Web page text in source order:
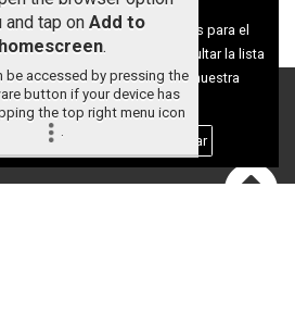
reservados
and tap on Add to
homescreen.
be accessed by pressing the
button if your device has
the top right menu icon
.
el Uso de cookies:
cookies nuestras y de terceros para el
del digital. Puedes consultar la lista
y como desconectarlas. Ver nuestra
Privacidad y Cookies
Aceptar Cookies Personalizar